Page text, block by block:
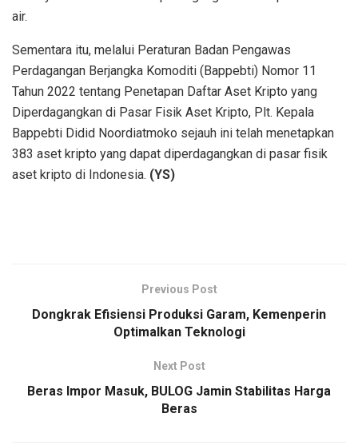
air.
Sementara itu, melalui Peraturan Badan Pengawas
Perdagangan Berjangka Komoditi (Bappebti) Nomor 11
Tahun 2022 tentang Penetapan Daftar Aset Kripto yang
Diperdagangkan di Pasar Fisik Aset Kripto, Plt. Kepala
Bappebti Didid Noordiatmoko sejauh ini telah menetapkan
383 aset kripto yang dapat diperdagangkan di pasar fisik
aset kripto di Indonesia. (YS)
Previous Post
Dongkrak Efisiensi Produksi Garam, Kemenperin
Optimalkan Teknologi
Next Post
Beras Impor Masuk, BULOG Jamin Stabilitas Harga
Beras